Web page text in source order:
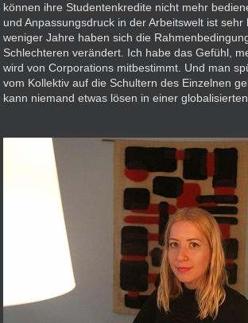
können ihre Studentenkredite nicht mehr
und Anpassungsdruck in der Arbeitswelt ist
weniger Jahre haben sich die
Schlechteren verändert. Ich habe das Gefühl,
wird von Corporations mitbestimmt. Und man
vom Kollektiv auf die Schultern des Einzelnen
kann niemand etwas lösen in einer